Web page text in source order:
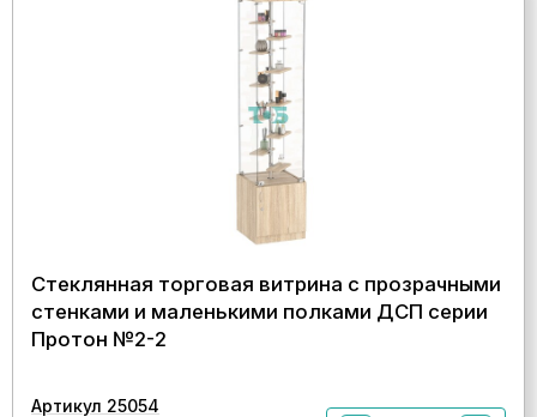
Стеклянная торговая витрина с прозрачными
стенками и маленькими полками ДСП серии
Протон №2-2
Артикул 25054